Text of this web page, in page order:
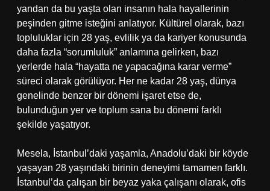
yandan da bu yaşta olan insanın hala hayallerinin
peşinden gitme isteğini anlatıyor. Kültürel olarak, bazı
topluluklar için 28 yaş, evlilik ya da kariyer konusunda
daha fazla “sorumluluk” anlamına gelirken, bazı
yerlerde hala “hayatta ne yapacağına karar verme”
süreci olarak görülüyor. Her ne kadar 28 yaş, dünya
genelinde benzer bir dönemi işaret etse de,
bulunduğun yer ve toplum sana bu dönemi farklı
şekilde yaşatıyor.
Mesela, İstanbul’daki yaşamla, Anadolu’daki bir köyde
yaşayan 28 yaşındaki birinin deneyimi tamamen farklı.
İstanbul’da çalışan bir beyaz yaka çalışanı olarak, ofis